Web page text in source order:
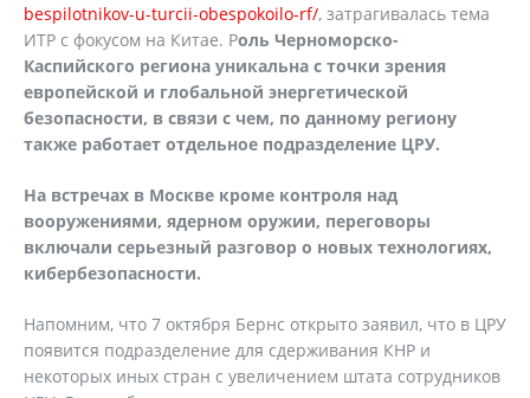
bespilotnikov-u-turcii-obespokoilo-rf/, затрагивалась тема
ИТР с фокусом на Китае. Роль Черноморско-
Каспийского региона уникальна с точки зрения
европейской и глобальной энергетической
безопасности, в связи с чем, по данному региону
также работает отдельное подразделение ЦРУ.
На встречах в Москве кроме контроля над
вооружениями, ядерном оружии, переговоры
включали серьезный разговор о новых технологиях,
кибербезопасности.
Напомним, что 7 октября Бернс открыто заявил, что в ЦРУ
появится подразделение для сдерживания КНР и
некоторых иных стран с увеличением штата сотрудников